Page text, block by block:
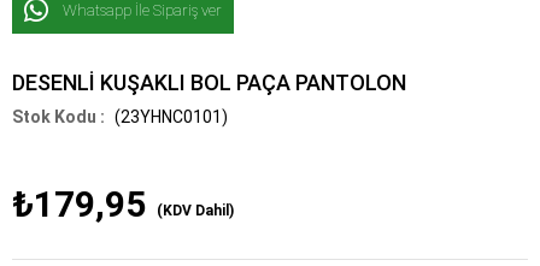
Whatsapp İle Sipariş ver
DESENLİ KUŞAKLI BOL PAÇA PANTOLON
(23YHNC0101)
₺179,95 (KDV Dahil)